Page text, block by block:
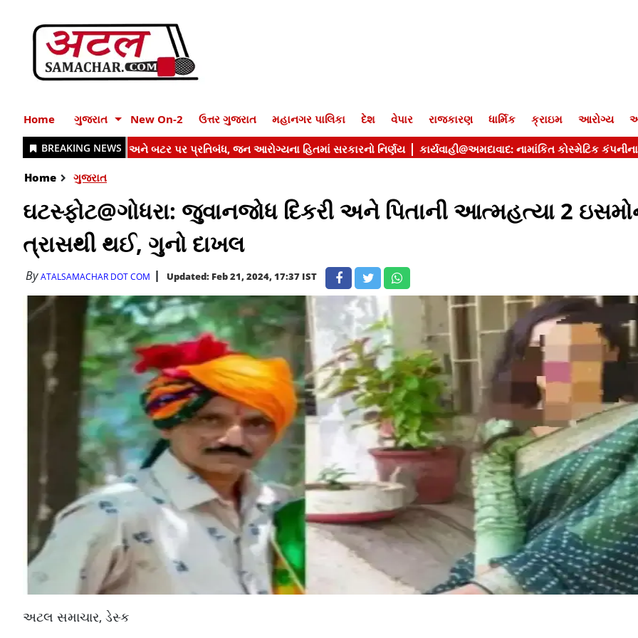
Home ગુજરાત New On-2 ઉત્તર ગુજરાત મહાનગર પાલિકા દેશ વેપાર રાજકારણ ધાર્મિક ક્રાઇમ આરોગ્ય
Home ગુજરાત
ઘટસ્ફોટ@ગોધરા: જુવાનજોધ દિકરી અને પિતાની આત્મહત્યા 2
ત્રાસથી થઈ, ગુનો દાખલ
ByATALSAMACHAR DOT COM Updated: Feb 21, 2024, 17:37 IST
અટલ સમાચાર, ડેસ્ક